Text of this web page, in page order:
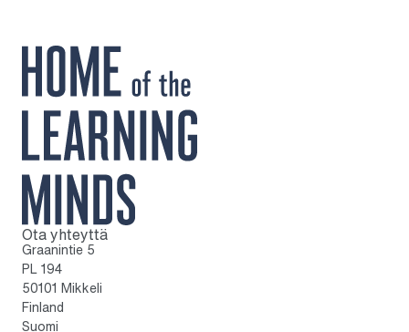
Kotisivulle
Ota yhteyttä
Graanintie 5
PL 194
50101 Mikkeli
Finland
Suomi